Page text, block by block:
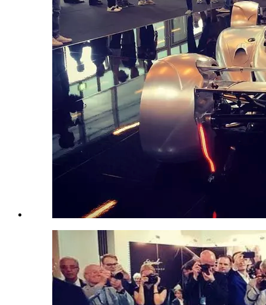
«Аватар» Вдохновил Mercedes-Benz На
Создание Футуристического Авто